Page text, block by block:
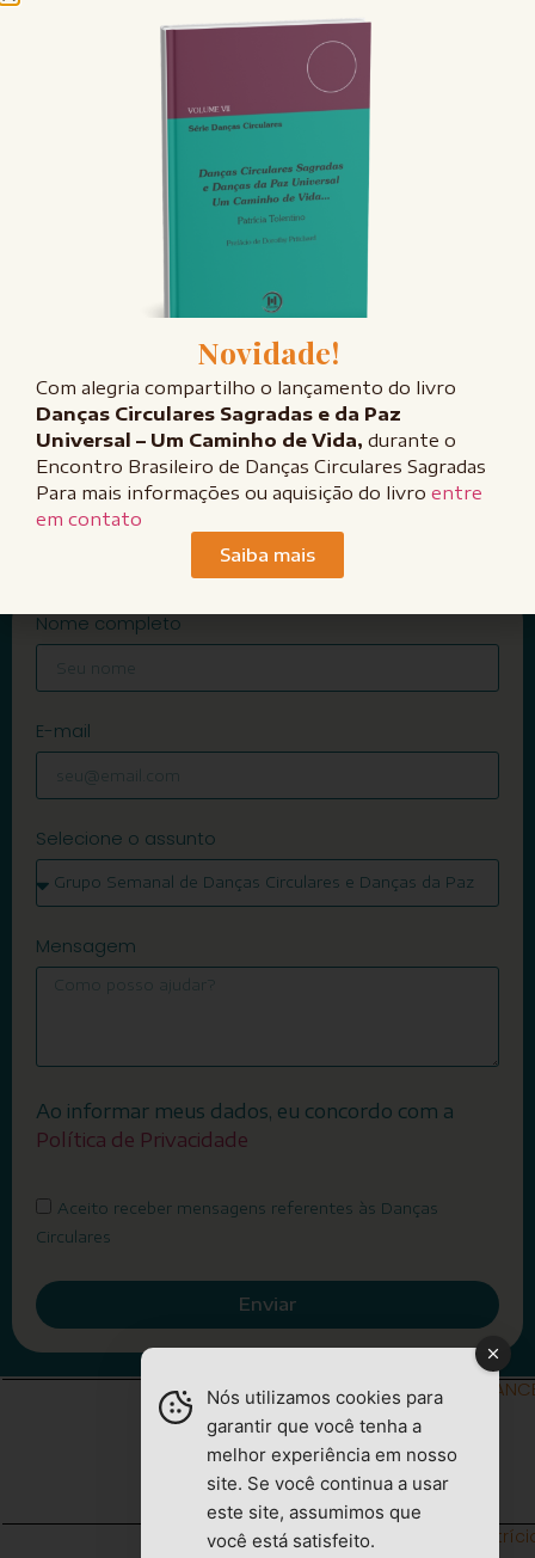
Tem interesse em participar do grupo semanal, contratar uma
Nome completo
E-mail
Selecione o assunto
Mensagem
Ao informar meus dados, eu concordo com a
Política de Privacidade
Aceito receber mensagens referentes às Danças
Circulares
Enviar
© 2026 Danças Circulares –
Nós utilizamos cookies para
garantir que você tenha a
melhor experiência em nosso
site. Se você continua a usar
este site, assumimos que
você está satisfeito.
Novidade!
Com alegria compartilho o lançamento do livro
Danças Circulares Sagradas e da Paz
Universal – Um Caminho de Vida, durante o
Encontro Brasileiro de Danças Circulares Sagradas
Para mais informações ou aquisição do livro entre
em contato
Saiba mais